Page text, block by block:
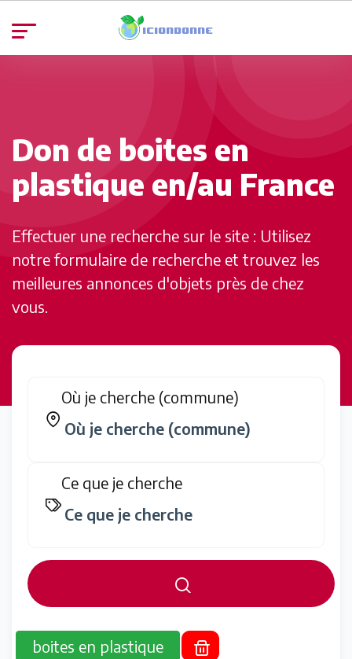
Don de boites en
plastique en/au France
Effectuer une recherche sur le site : Utilisez
notre formulaire de recherche et trouvez les
meilleures annonces d'objets près de chez
vous.
Où je cherche (commune)
Ce que je cherche
boites en plastique